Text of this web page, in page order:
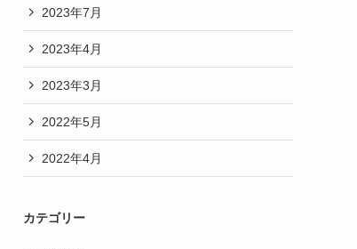
2023年7月
2023年4月
2023年3月
2022年5月
2022年4月
カテゴリー